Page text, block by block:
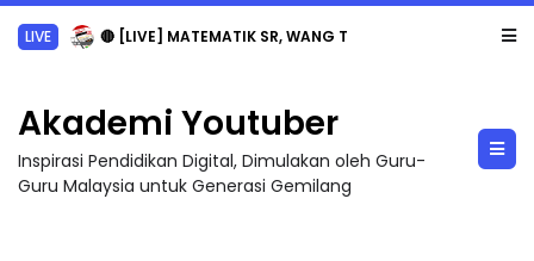
LIVE 🔴 [LIVE] MATEMATIK SR, WANG TAHUN 6 OLEH CIKGU ANITA #ALLINONE #141 #...
Akademi Youtuber
Inspirasi Pendidikan Digital, Dimulakan oleh Guru-
Guru Malaysia untuk Generasi Gemilang